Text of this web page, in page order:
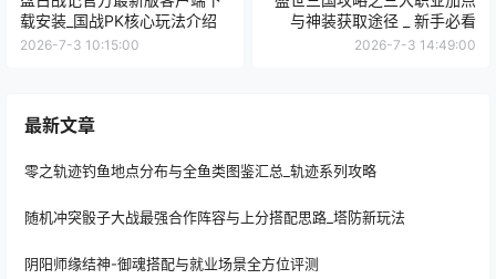
载安装_国战PK核心玩法介绍
2026-7-3 10:15:00
与神装获取途径 _ 新手必看
2026-7-3 14:49:00
最新文章
零之轨迹钓鱼地点分布与全鱼类图鉴汇总_轨迹系列攻略
随机冲突骰子大战最强合作阵容与上分搭配思路_塔防新玩法
阴阳师缘结神-御魂搭配与就业场景全方位评测